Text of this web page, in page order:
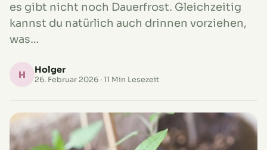
es gibt nicht noch Dauerfrost. Gleichzeitig
kannst du natürlich auch drinnen vorziehen,
was…
H Holger
26. Februar 2026 · 11 Min Lesezeit